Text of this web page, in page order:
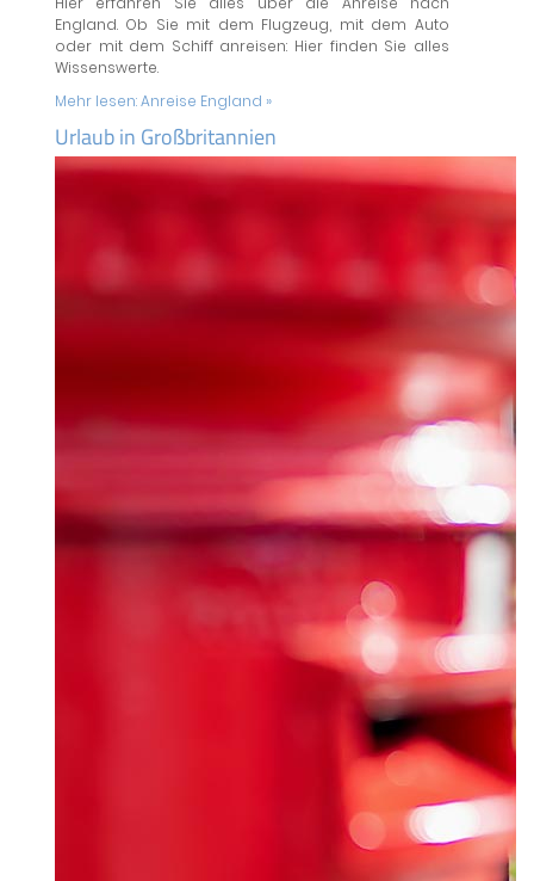
England. Ob Sie mit dem Flugzeug, mit dem Auto
oder mit dem Schiff anreisen: Hier finden Sie alles
Wissenswerte.
Mehr lesen:Anreise England »
Urlaub in Großbritannien